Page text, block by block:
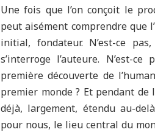
Une fois que l’on conçoit le
peut aisément comprendre
initial, fondateur. N’est-ce
s’interroge l’auteure.
première découverte de
premier monde ? Et pendant
déjà, largement, étendu au-
pour nous, le lieu central du